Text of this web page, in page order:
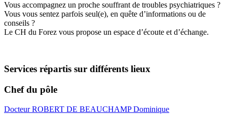
Vous accompagnez un proche souffrant de troubles psychiatriques ?
Vous vous sentez parfois seul(e), en quête d’informations ou de
conseils ?
Le CH du Forez vous propose un espace d’écoute et d’échange.
Services répartis sur différents lieux
Chef du pôle
Docteur ROBERT DE BEAUCHAMP Dominique